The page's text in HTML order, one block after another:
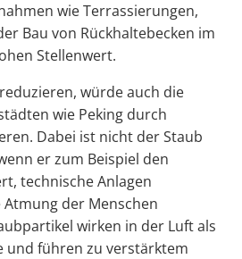
wie Terrassierungen,
Bau von Rückhaltebecken im
Stellenwert.
würde auch die
wie Peking durch
Dabei ist nicht der Staub
er zum Beispiel den
technische Anlagen
der Menschen
wirken in der Luft als
und führen zu verstärktem